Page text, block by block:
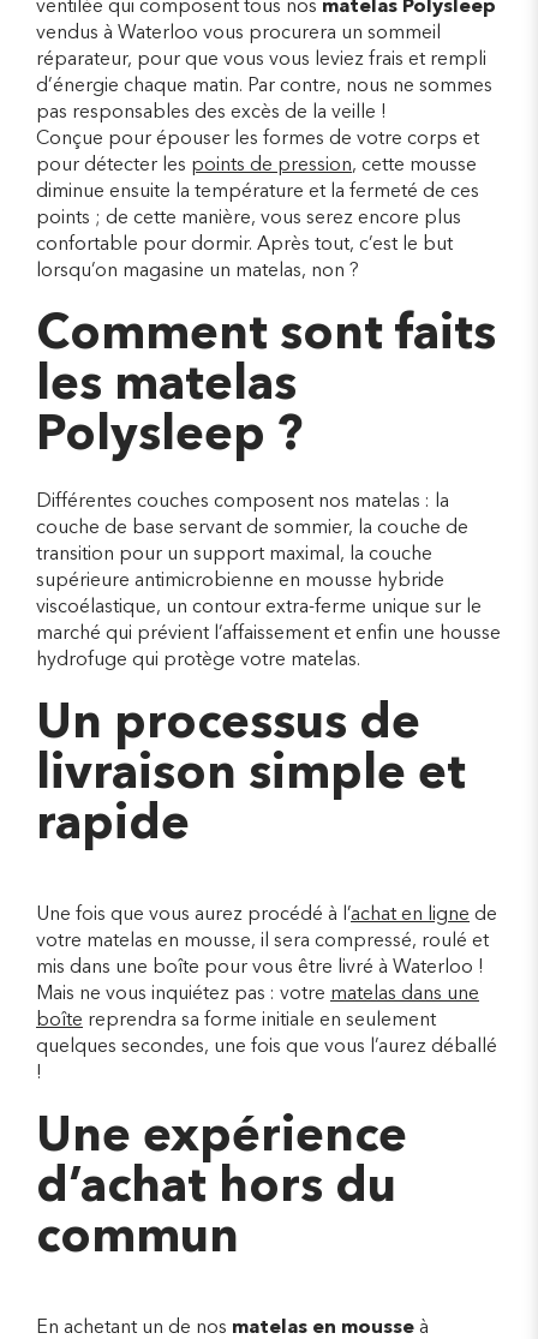
ventilée qui composent tous nos matelas Polysleep
vendus à Waterloo vous procurera un sommeil
réparateur, pour que vous vous leviez frais et rempli
d’énergie chaque matin. Par contre, nous ne sommes
pas responsables des excès de la veille !
Conçue pour épouser les formes de votre corps et
pour détecter les points de pression, cette mousse
diminue ensuite la température et la fermeté de ces
points ; de cette manière, vous serez encore plus
confortable pour dormir. Après tout, c’est le but
lorsqu’on magasine un matelas, non ?
Comment sont faits
les matelas
Polysleep ?
Différentes couches composent nos matelas : la
couche de base servant de sommier, la couche de
transition pour un support maximal, la couche
supérieure antimicrobienne en mousse hybride
viscoélastique, un contour extra-ferme unique sur le
marché qui prévient l’affaissement et enfin une housse
hydrofuge qui protège votre matelas.
Un processus de
livraison simple et
rapide
Une fois que vous aurez procédé à l’achat en ligne de
votre matelas en mousse, il sera compressé, roulé et
mis dans une boîte pour vous être livré à Waterloo !
Mais ne vous inquiétez pas : votre matelas dans une
boîte reprendra sa forme initiale en seulement
quelques secondes, une fois que vous l’aurez déballé
!
Une expérience
d’achat hors du
commun
En achetant un de nos matelas en mousse à